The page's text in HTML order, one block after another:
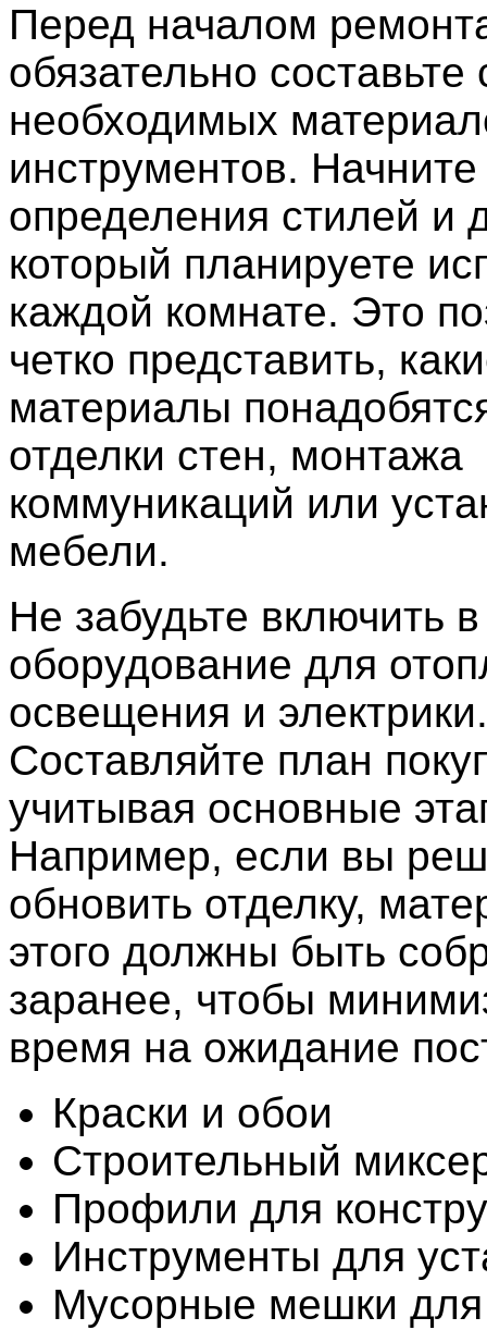
Перед началом
обязательно составьте
необходимых
инструментов. Начните
определения стилей и
который планируете
каждой комнате. Это
четко представить,
материалы
отделки стен, монтажа
коммуникаций или
мебели.
Не забудьте включить
оборудование для
освещения и электрики.
Составляйте план
учитывая основные
Например, если вы
обновить отделку,
этого должны быть
заранее, чтобы
время на ожидание
Краски и обои
Строительный
Профили для
Инструменты для
Мусорные мешки для